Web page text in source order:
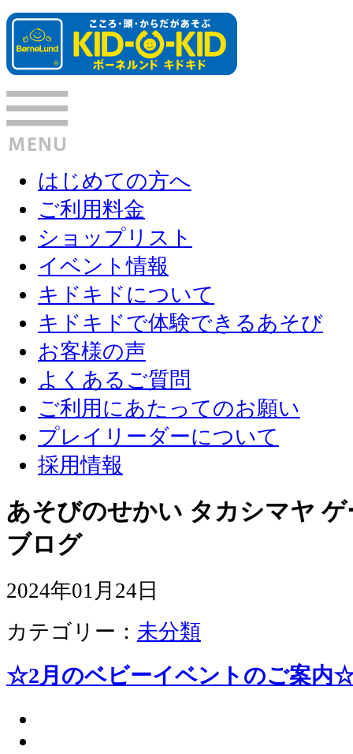
はじめての方へ
ご利用料金
ショップリスト
イベント情報
キドキドについて
キドキドで体験できるあそび
お客様の声
よくあるご質問
ご利用にあたってのお願い
プレイリーダーについて
採用情報
あそびのせかい タカシマヤ
ブログ
2024年01月24日
カテゴリー： 未分類
☆2月のベビーイベントのご案内